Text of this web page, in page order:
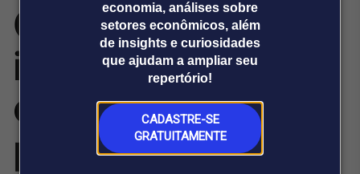
economia, análises sobre
setores econômicos, além
de insights e curiosidades
que ajudam a ampliar seu
repertório!
CADASTRE-SE
GRATUITAMENTE
Plataformas
Broadcast
Broadcast+
O mercado
financeiro em
tempo real
Sobre nós Releases Broadcast
Prêmio Broadcast
Analistas
Prêmio Broadcast
Empresas
Agências de
comunicação
Releases
Gestão de
insumos melhora
o cuidado ao
paciente